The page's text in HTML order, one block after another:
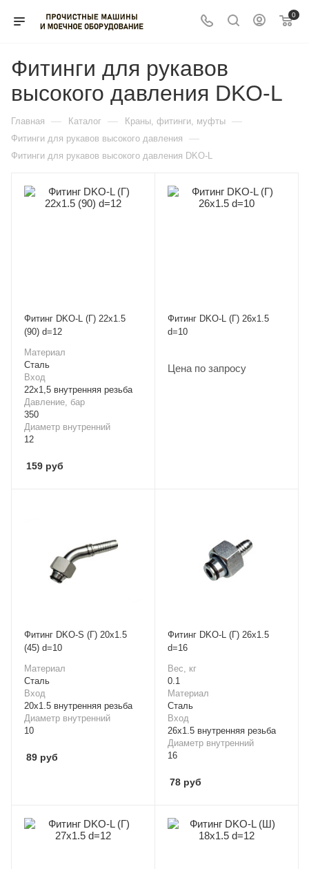
0
Фитинги для рукавов
высокого давления DKO-L
Главная — Каталог — Краны, фитинги, муфты —
Фитинги для рукавов высокого давления —
Фитинги для рукавов высокого давления DKO-L
Фитинг DKO-L (Г) 22x1.5
(90) d=12
Материал
Cталь
Вход
22х1,5 внутренняя резьба
Давление, бар
350
Диаметр внутренний
12
159 руб
Фитинг DKO-L (Г) 26x1.5
d=10
Цена по запросу
Фитинг DKO-S (Г) 20x1.5
(45) d=10
Материал
Cталь
Вход
20x1.5 внутренняя резьба
Диаметр внутренний
10
89 руб
Фитинг DKO-L (Г) 26x1.5
d=16
Вес, кг
0.1
Материал
Cталь
Вход
26x1.5 внутренняя резьба
Диаметр внутренний
16
78 руб